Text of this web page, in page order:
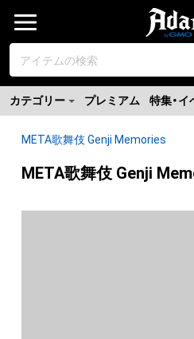
カテゴリー プレミアム 特集・イ
META歌舞伎 Genji Memories
META歌舞伎 Genji